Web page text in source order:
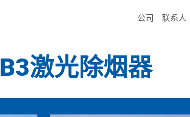
公司 联系人
B3激光除烟器